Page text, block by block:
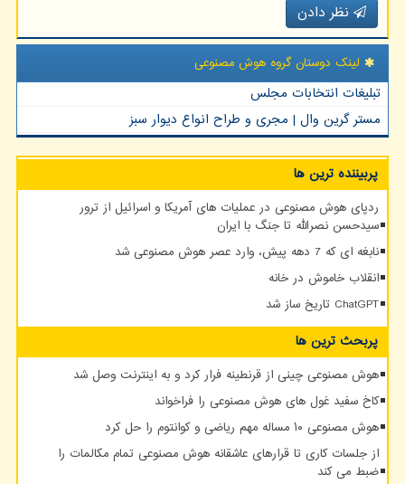
نظر دادن
لینک دوستان گروه هوش مصنوعی
تبلیغات انتخابات مجلس
مستر گرین وال | مجری و طراح انواع دیوار سبز
پربیننده ترین ها
ردپای هوش مصنوعی در عملیات های آمریکا و اسرائیل از ترور
سیدحسن نصرالله تا جنگ با ایران
نابغه ای که 7 دهه پیش، وارد عصر هوش مصنوعی شد
انقلاب خاموش در خانه
ChatGPT تاریخ ساز شد
پربحث ترین ها
هوش مصنوعی چینی از قرنطینه فرار کرد و به اینترنت وصل شد
کاخ سفید غول های هوش مصنوعی را فراخواند
هوش مصنوعی ۱۰ مساله مهم ریاضی و کوانتوم را حل کرد
از جلسات کاری تا قرارهای عاشقانه هوش مصنوعی تمام مکالمات را
ضبط می کند